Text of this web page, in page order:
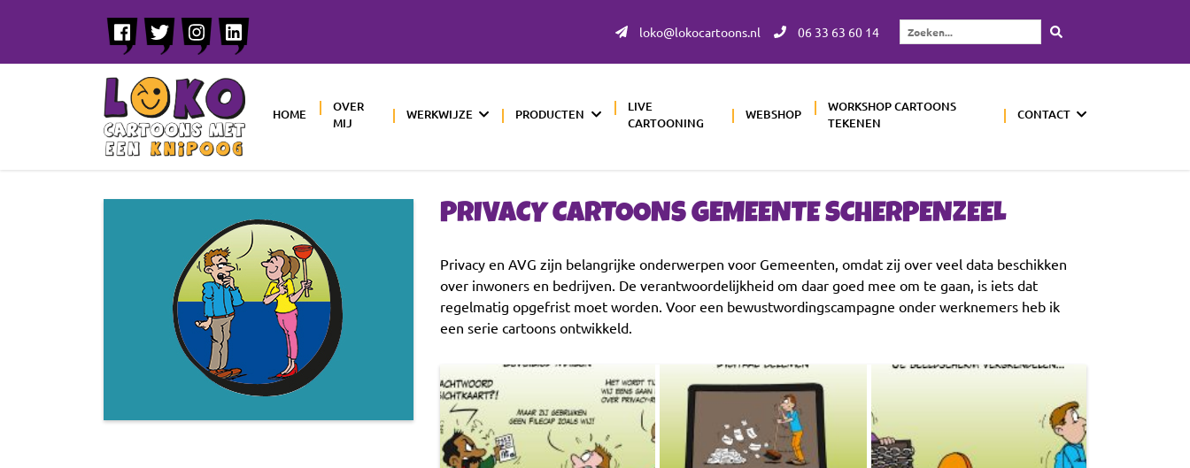
loko@lokocartoons.nl 06 33 63 60 14
Zoeken...
HOME
OVER
MIJ
WERKWIJZE PRODUCTEN
LIVE
CARTOONING
WEBSHOP
WORKSHOP CARTOONS
TEKENEN
CONTACT
PRIVACY CARTOONS GEMEENTE SCHERPENZEEL
Privacy en AVG zijn belangrijke onderwerpen voor Gemeenten, omdat zij over veel data beschikken
over inwoners en bedrijven. De verantwoordelijkheid om daar goed mee om te gaan, is iets dat
regelmatig opgefrist moet worden. Voor een bewustwordingscampagne onder werknemers heb ik
een serie cartoons ontwikkeld.